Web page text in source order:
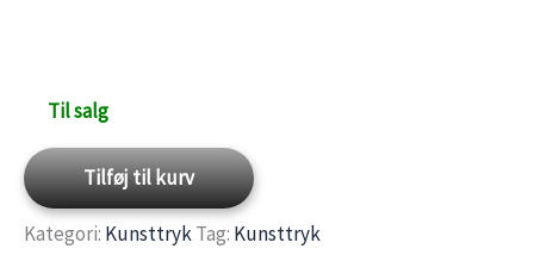
Til salg
Kunsttryk
-
Tilføj til kurv
Kategori: KunsttrykTag: Kunsttryk